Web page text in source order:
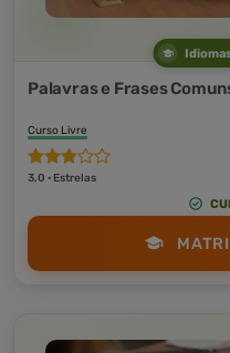
Palavras e Frases
Curso Livre
3,0 · Estrelas